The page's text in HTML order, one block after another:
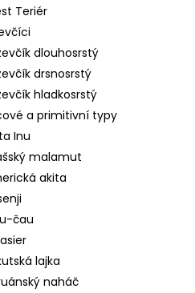
Teriér
dlouhosrstý
drsnosrstý
hladkosrstý
a primitivní typy
Inu
malamut
akita
čau
lajka
naháč